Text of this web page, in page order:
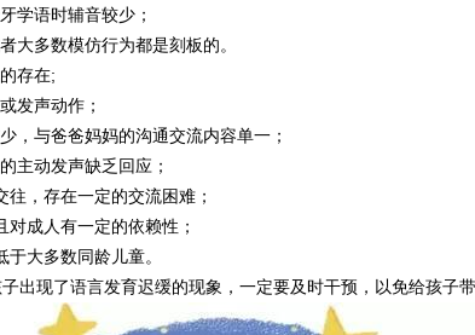
学语时辅音较少；
大多数模仿行为都是刻板的。
存在;
发声动作；
，与爸爸妈妈的沟通交流内容单一；
主动发声缺乏回应；
，存在一定的交流困难；
成人有一定的依赖性；
大多数同龄儿童。
出现了语言发育迟缓的现象，一定要及时干预，以免给孩子带